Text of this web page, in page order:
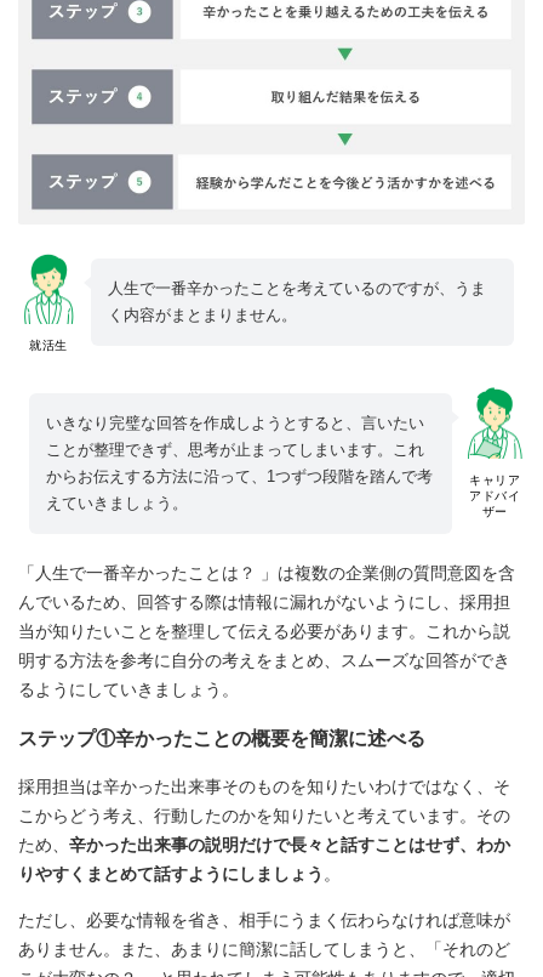
就活生
人生で一番辛かったことを考えているのですが、うま
く内容がまとまりません。
キャリア
アドバイ
ザー
いきなり完璧な回答を作成しようとすると、言いたい
ことが整理できず、思考が止まってしまいます。これ
からお伝えする方法に沿って、1つずつ段階を踏んで考
えていきましょう。
「人生で一番辛かったことは？ 」は複数の企業側の質問意図を含
んでいるため、回答する際は情報に漏れがないようにし、採用担
当が知りたいことを整理して伝える必要があります。これから説
明する方法を参考に自分の考えをまとめ、スムーズな回答ができ
るようにしていきましょう。
ステップ①辛かったことの概要を簡潔に述べる
採用担当は辛かった出来事そのものを知りたいわけではなく、そ
こからどう考え、行動したのかを知りたいと考えています。その
ため、 辛かった出来事の説明だけで長々と話すことはせず、わか
りやすくまとめて話すようにしましょう 。
ただし、必要な情報を省き、相手にうまく伝わらなければ意味が
ありません。また、あまりに簡潔に話してしまうと、「それのど